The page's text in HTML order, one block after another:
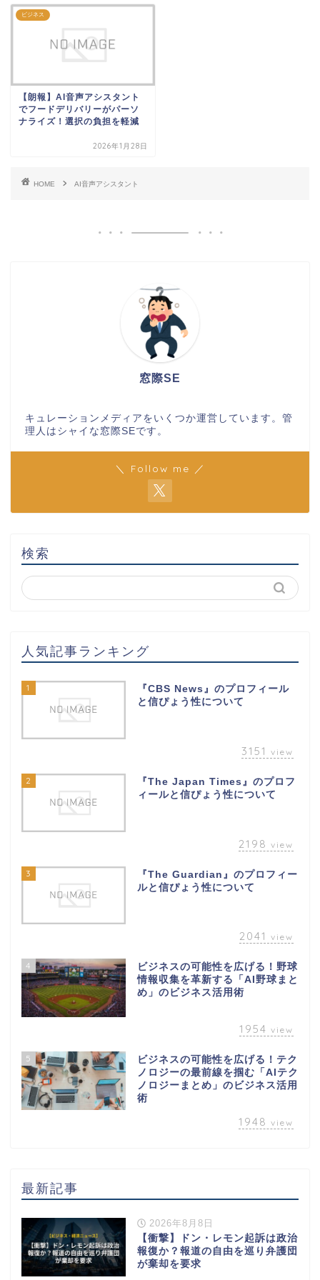
ビジネス
【朗報】AI音声アシスタント
でフードデリバリーがパーソ
ナライズ！選択の負担を軽減
2026年1月28日
HOME AI音声アシスタント
窓際SE
キュレーションメディアをいくつか運営しています。管
理人はシャイな窓際SEです。
＼ Follow me ／
検索
人気記事ランキング
1
『CBS News』のプロフィール
と信ぴょう性について
3151 view
2
『The Japan Times』のプロフ
ィールと信ぴょう性について
2198 view
3
『The Guardian』のプロフィー
ルと信ぴょう性について
2041 view
4
ビジネスの可能性を広げる！野球
情報収集を革新する「AI野球まと
め」のビジネス活用術
1954 view
5
ビジネスの可能性を広げる！テク
ノロジーの最前線を掴む「AIテク
ノロジーまとめ」のビジネス活用
術
1948 view
最新記事
2026年8月8日
【衝撃】ドン・レモン起訴は政治
報復か？報道の自由を巡り弁護団
が棄却を要求